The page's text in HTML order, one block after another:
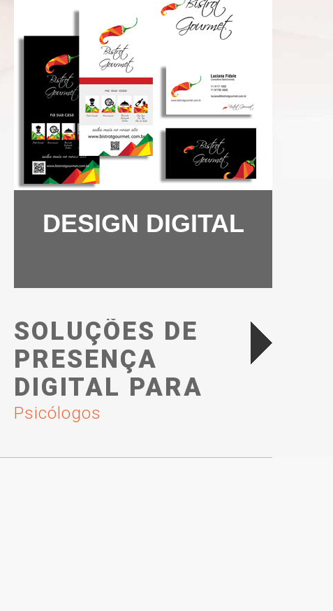
DESIGN DIGITAL
Desenvolvimento de Marca/Logotipo –
Identidade Visual – Criação de Artes para Material
SOLUÇÕES DE
PRESENÇA
DIGITAL PARA
Psicólogos